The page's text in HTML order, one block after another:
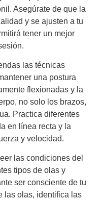
Asegúrate de que la
y se ajusten a tu
tener un mejor
las técnicas
una postura
flexionadas y la
no solo los brazos,
Practica diferentes
en línea recta y la
y velocidad.
las condiciones del
tipos de olas y
ser consciente de tu
las olas, identifica las